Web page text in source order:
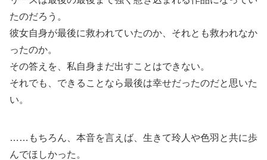
たのだろう。
彼女自身が最後に救われていたのか、それとも救われなか
ったのか。
その答えを、私自身まだ出すことはできない。
それでも、できることなら最後は幸せだったのだと思いた
い。
……もちろん、本音を言えば、生きて玲人や色羽と共に歩
んでほしかった。